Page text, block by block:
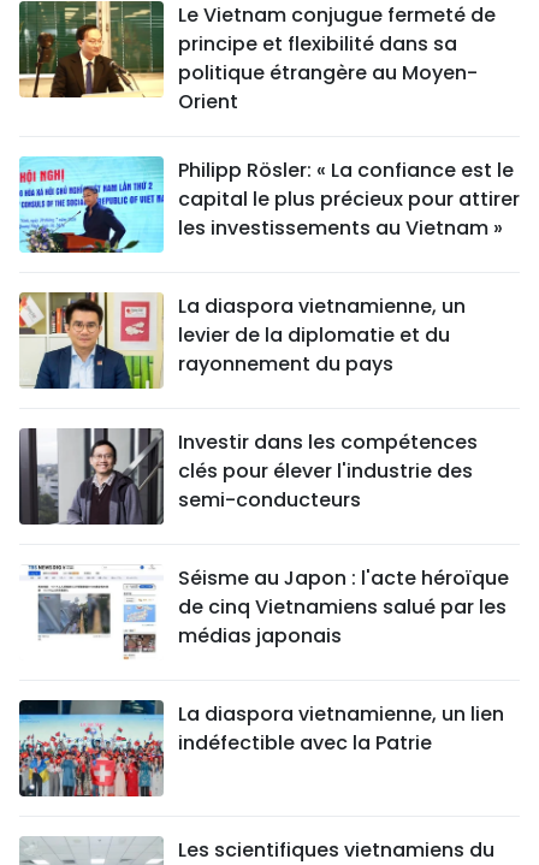
Le Vietnam conjugue fermeté de
principe et flexibilité dans sa
politique étrangère au Moyen-
Orient
Philipp Rösler: « La confiance est le
capital le plus précieux pour attirer
les investissements au Vietnam »
La diaspora vietnamienne, un
levier de la diplomatie et du
rayonnement du pays
Investir dans les compétences
clés pour élever l'industrie des
semi-conducteurs
Séisme au Japon : l'acte héroïque
de cinq Vietnamiens salué par les
médias japonais
La diaspora vietnamienne, un lien
indéfectible avec la Patrie
Les scientifiques vietnamiens du